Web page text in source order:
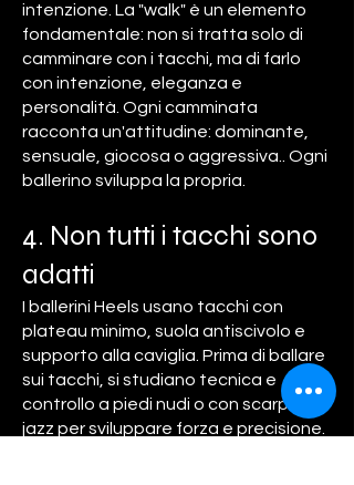
intenzione. La "walk" è un elemento
fondamentale: non si tratta solo di
camminare con i tacchi, ma di farlo
con intenzione, eleganza e
personalità. Ogni camminata
racconta un'attitudine: dominante,
sensuale, giocosa o aggressiva.. Ogni
ballerino sviluppa la propria.
4. Non tutti i tacchi sono
adatti
I ballerini Heels usano tacchi con
plateau minimo, suola antiscivolo e
supporto alla caviglia. Prima di ballare
sui tacchi, si studiano tecnica e
controllo a piedi nudi o con scarpe da
jazz per sviluppare forza e precisione.